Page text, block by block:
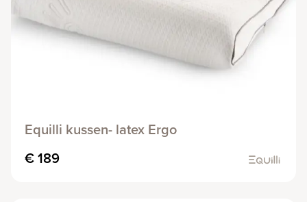
Equilli kussen- latex Ergo
€ 189